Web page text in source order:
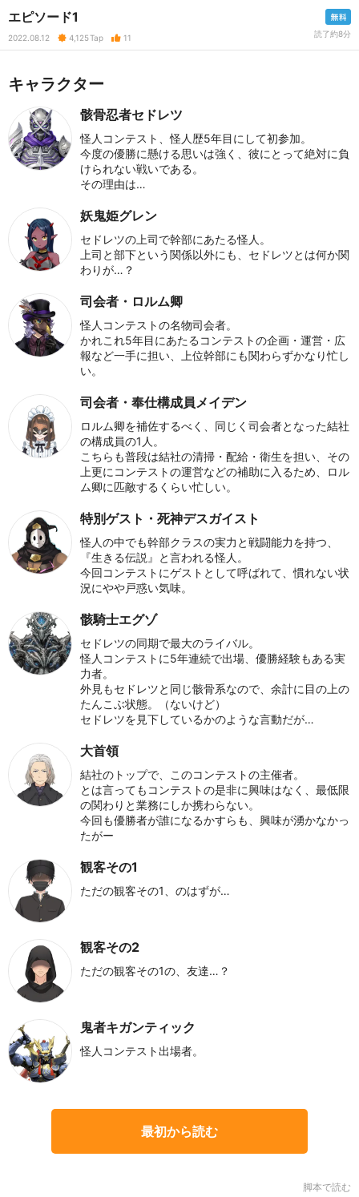
エピソード1
2022.08.12 4,125Tap 11 読了約8分
キャラクター
骸骨忍者セドレツ
怪人コンテスト、怪人歴5年目にして初参加。
今度の優勝に懸ける思いは強く、彼にとって絶対に負
けられない戦いである。
その理由は…
妖鬼姫グレン
セドレツの上司で幹部にあたる怪人。
上司と部下という関係以外にも、セドレツとは何か関
わりが…？
司会者・ロルム卿
怪人コンテストの名物司会者。
かれこれ5年目にあたるコンテストの企画・運営・広
報など一手に担い、上位幹部にも関わらずかなり忙し
い。
司会者・奉仕構成員メイデン
ロルム卿を補佐するべく、同じく司会者となった結社
の構成員の1人。
こちらも普段は結社の清掃・配給・衛生を担い、その
上更にコンテストの運営などの補助に入るため、ロル
ム卿に匹敵するくらい忙しい。
特別ゲスト・死神デスガイスト
怪人の中でも幹部クラスの実力と戦闘能力を持つ、
『生きる伝説』と言われる怪人。
今回コンテストにゲストとして呼ばれて、慣れない状
況にやや戸惑い気味。
骸騎士エグゾ
セドレツの同期で最大のライバル。
怪人コンテストに5年連続で出場、優勝経験もある実
力者。
外見もセドレツと同じ骸骨系なので、余計に目の上の
たんこぶ状態。（ないけど）
セドレツを見下しているかのような言動だが…
大首領
結社のトップで、このコンテストの主催者。
とは言ってもコンテストの是非に興味はなく、最低限
の関わりと業務にしか携わらない。
今回も優勝者が誰になるかすらも、興味が湧かなかっ
たがー
観客その1
ただの観客その1、のはずが…
観客その2
ただの観客その1の、友達…？
鬼者キガンティック
怪人コンテスト出場者。
最初から読む
脚本で読む